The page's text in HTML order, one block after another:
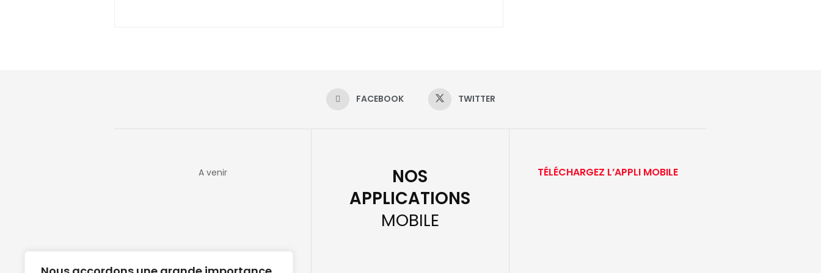
FACEBOOK TWITTER
A venir
NOS
APPLICATIONS
MOBILE
TÉLÉCHARGEZ L’APPLI MOBILE